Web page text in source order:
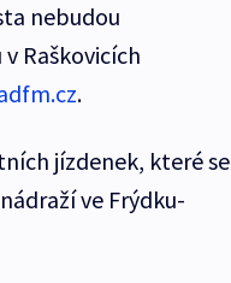
nebudou
Raškovicích
.
jízdenek, které se
ve Frýdku-